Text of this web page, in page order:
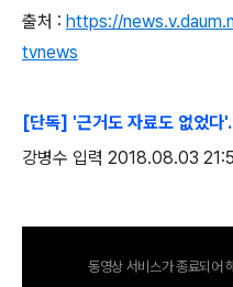
출처 : https://
tvnews
[단독] '근거도 자료도 없었다
강병수 입력 2018.08.03
동영상 서비스가 종료되어